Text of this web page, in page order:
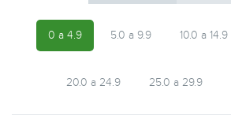
0 a 4.9 5.0 a 9.9 10.0 a 14.9
20.0 a 24.9 25.0 a 29.9